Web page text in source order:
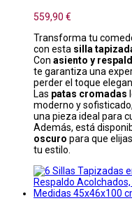
559,90 €
Transforma tu
con esta silla
Con asiento y
te garantiza una
perder el toque
Las patas cromadas
moderno y
una pieza ideal para
Además, está
oscuro para que
tu estilo.